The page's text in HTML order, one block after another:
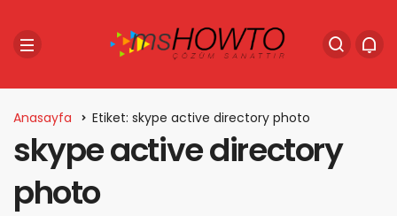
Anasayfa Etiket: skype active directory photo
skype active directory
photo